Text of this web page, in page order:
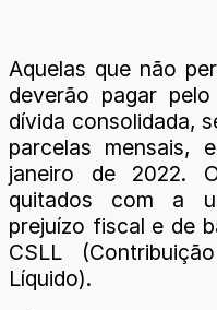
Aquelas que não
deverão pagar
dívida consolidada,
parcelas mensais,
janeiro de 2022.
quitados com a
prejuízo fiscal e de
CSLL
Líquido).